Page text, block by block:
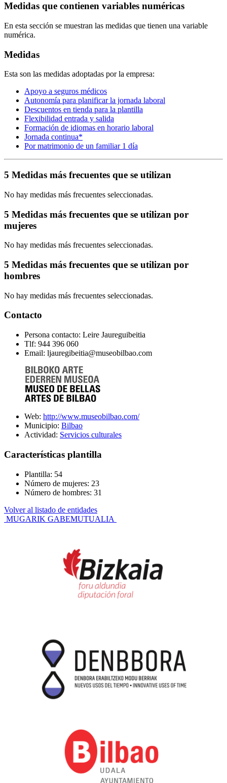
Medidas que contienen variables numéricas
En esta sección se muestran las medidas que tienen una variable
numérica.
Medidas
Esta son las medidas adoptadas por la empresa:
Apoyo a seguros médicos
Autonomía para planificar la jornada laboral
Descuentos en tienda para la plantilla
Flexibilidad entrada y salida
Formación de idiomas en horario laboral
Jornada continua*
Por matrimonio de un familiar 1 día
5 Medidas más frecuentes que se utilizan
No hay medidas más frecuentes seleccionadas.
5 Medidas más frecuentes que se utilizan por
mujeres
No hay medidas más frecuentes seleccionadas.
5 Medidas más frecuentes que se utilizan por
hombres
No hay medidas más frecuentes seleccionadas.
Contacto
Persona contacto: Leire Jaureguibeitia
Tlf: 944 396 060
Email: ljauregibeitia@museobilbao.com
Web: http://www.museobilbao.com/
Municipio: Bilbao
Actividad: Servicios culturales
Características plantilla
Plantilla: 54
Número de mujeres: 23
Número de hombres: 31
Volver al listado de entidades
Navegación
MUGARIK GABEMUTUALIA